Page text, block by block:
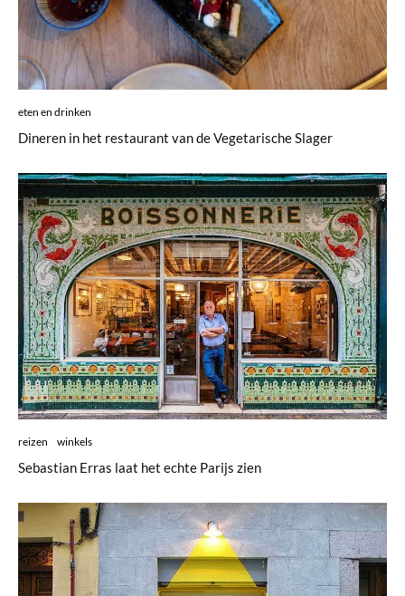
eten en drinken
Dineren in het restaurant van de Vegetarische Slager
reizen winkels
Sebastian Erras laat het echte Parijs zien